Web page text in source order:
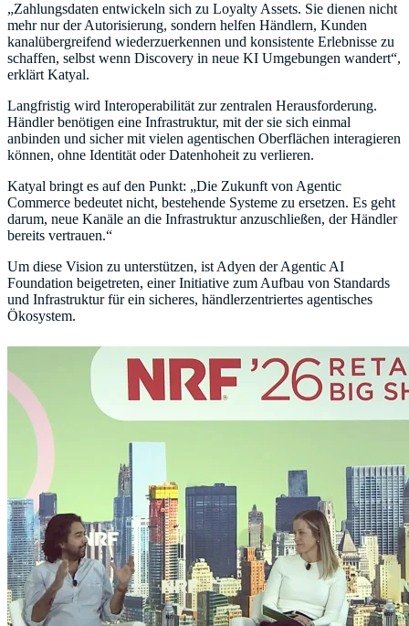
„Zahlungsdaten entwickeln sich zu Loyalty Assets. Sie dienen nicht
mehr nur der Autorisierung, sondern helfen Händlern, Kunden
kanalübergreifend wiederzuerkennen und konsistente Erlebnisse zu
schaffen, selbst wenn Discovery in neue KI Umgebungen wandert“,
erklärt Katyal.
Langfristig wird Interoperabilität zur zentralen Herausforderung.
Händler benötigen eine Infrastruktur, mit der sie sich einmal
anbinden und sicher mit vielen agentischen Oberflächen interagieren
können, ohne Identität oder Datenhoheit zu verlieren.
Katyal bringt es auf den Punkt: „Die Zukunft von Agentic
Commerce bedeutet nicht, bestehende Systeme zu ersetzen. Es geht
darum, neue Kanäle an die Infrastruktur anzuschließen, der Händler
bereits vertrauen.“
Um diese Vision zu unterstützen, ist Adyen der Agentic AI
Foundation beigetreten, einer Initiative zum Aufbau von Standards
und Infrastruktur für ein sicheres, händlerzentriertes agentisches
Ökosystem.